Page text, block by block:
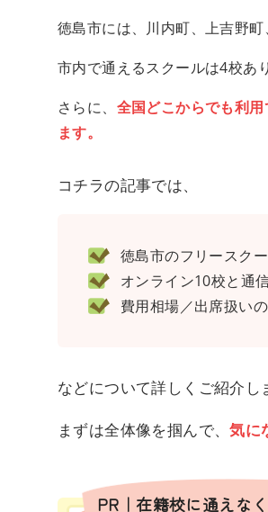
徳島市には、川内町、上吉野
市内で通えるスクールは4校あ
さらに、 全国どこからでも利
ます。
コチラの記事では、
徳島市のフリースク
オンライン10校と通
費用相場／出席扱い
などについて詳しくご紹介し
まずは全体像を掴んで、気に
PR｜在籍校に通えな